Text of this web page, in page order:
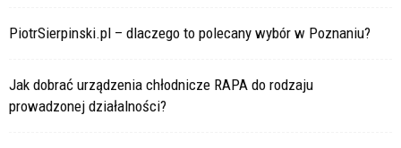
PiotrSierpinski.pl – dlaczego to polecany wybór w Poznaniu?
Jak dobrać urządzenia chłodnicze RAPA do rodzaju
prowadzonej działalności?